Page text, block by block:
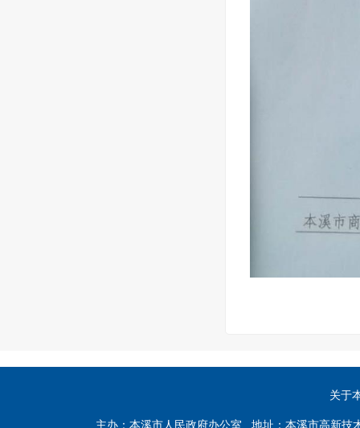
关于
主办：本溪市人民政府办公室 地址：本溪市高新